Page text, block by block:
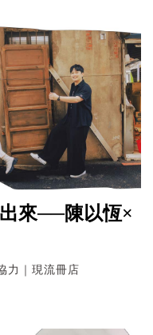
來──陳以恆×
力｜現流冊店